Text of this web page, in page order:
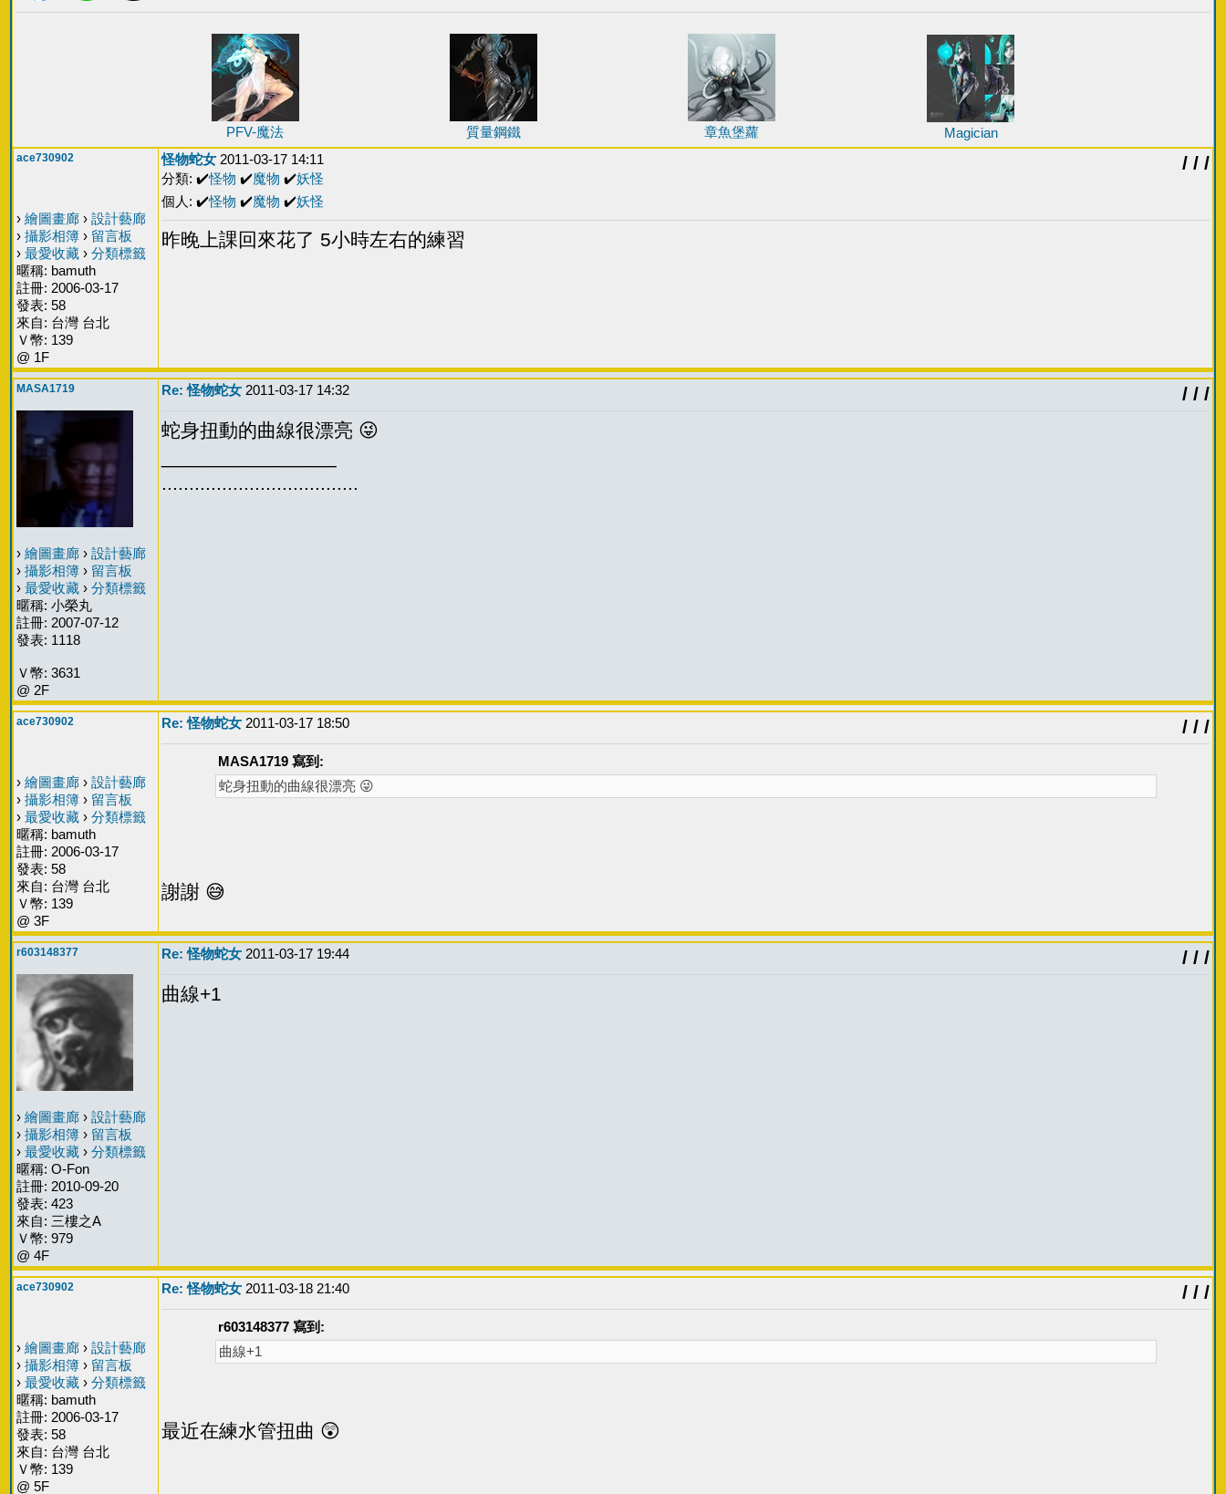
PFV-魔法 質量鋼鐵 章魚堡蘿 Magician
ace730902
› 繪圖畫廊 › 設計藝廊
› 攝影相簿 › 留言板
› 最愛收藏 › 分類標籤
暱稱: bamuth
註冊: 2006-03-17
發表: 58
來自: 台灣 台北
Ｖ幣: 139
@ 1F
怪物蛇女 2011-03-17 14:11
分類: ✔️怪物 ✔️魔物 ✔️妖怪
個人: ✔️怪物 ✔️魔物 ✔️妖怪
/ / /
昨晚上課回來花了 5小時左右的練習
MASA1719
› 繪圖畫廊 › 設計藝廊
› 攝影相簿 › 留言板
› 最愛收藏 › 分類標籤
暱稱: 小榮丸
註冊: 2007-07-12
發表: 1118
Ｖ幣: 3631
@ 2F
Re: 怪物蛇女 2011-03-17 14:32
/ / /
蛇身扭動的曲線很漂亮 😜
....................................
ace730902
› 繪圖畫廊 › 設計藝廊
› 攝影相簿 › 留言板
› 最愛收藏 › 分類標籤
暱稱: bamuth
註冊: 2006-03-17
發表: 58
來自: 台灣 台北
Ｖ幣: 139
@ 3F
Re: 怪物蛇女 2011-03-17 18:50 / / /
MASA1719 寫到:
蛇身扭動的曲線很漂亮 😜
謝謝 😅
r603148377
› 繪圖畫廊 › 設計藝廊
› 攝影相簿 › 留言板
› 最愛收藏 › 分類標籤
暱稱: O-Fon
註冊: 2010-09-20
發表: 423
來自: 三樓之A
Ｖ幣: 979
@ 4F
Re: 怪物蛇女 2011-03-17 19:44
/ / /
曲線+1
ace730902
› 繪圖畫廊 › 設計藝廊
› 攝影相簿 › 留言板
› 最愛收藏 › 分類標籤
暱稱: bamuth
註冊: 2006-03-17
發表: 58
來自: 台灣 台北
Ｖ幣: 139
@ 5F
Re: 怪物蛇女 2011-03-18 21:40 / / /
r603148377 寫到:
曲線+1
最近在練水管扭曲 😲